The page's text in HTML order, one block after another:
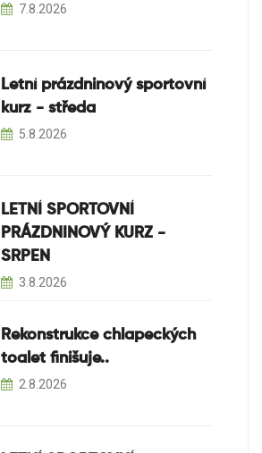
7.8.2026
Letní prázdninový sportovní
kurz - středa
5.8.2026
LETNÍ SPORTOVNÍ
PRÁZDNINOVÝ KURZ -
SRPEN
3.8.2026
Rekonstrukce chlapeckých
toalet finišuje..
2.8.2026